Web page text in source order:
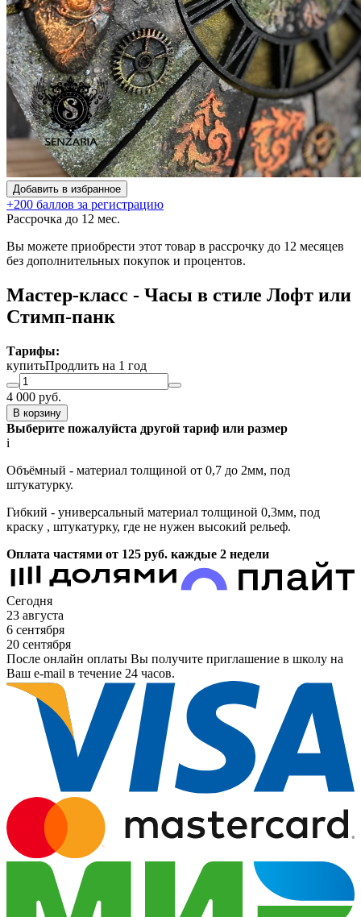
Добавить в избранное
+200 баллов за регистрацию
Рассрочка до 12 мес.
Вы можете приобрести этот товар в рассрочку до 12 месяцев
без дополнительных покупок и процентов.
Мастер-класс - Часы в стиле Лофт или
Стимп-панк
Тарифы:
купитьПродлить на 1 год
4 000 руб.
В корзину
Выберите пожалуйста другой тариф или размер
i
Объёмный - материал толщиной от 0,7 до 2мм, под
штукатурку.
Гибкий - универсальный материал толщиной 0,3мм, под
краску , штукатурку, где не нужен высокий рельеф.
Оплата частями от 125 руб. каждые 2 недели
Сегодня
23 августа
6 сентября
20 сентября
После онлайн оплаты Вы получите приглашение в школу на
Ваш e-mail в течение 24 часов.